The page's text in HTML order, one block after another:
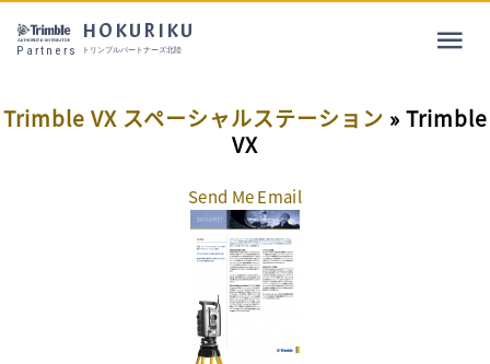
Partners
HOKURIKU
トリンブルパートナーズ北陸
Trimble VX スペーシャルステーション » Trimble
VX
Send Me Email